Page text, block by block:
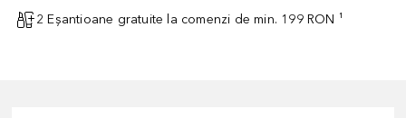
2 Eșantioane gratuite la comenzi de min. 199 RON ¹